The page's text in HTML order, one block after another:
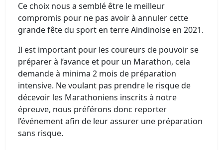
Ce choix nous a semblé être le meilleur
compromis pour ne pas avoir à annuler cette
grande fête du sport en terre Aindinoise en 2021.
Il est important pour les coureurs de pouvoir se
préparer à l’avance et pour un Marathon, cela
demande à minima 2 mois de préparation
intensive. Ne voulant pas prendre le risque de
décevoir les Marathoniens inscrits à notre
épreuve, nous préférons donc reporter
l’événement afin de leur assurer une préparation
sans risque.